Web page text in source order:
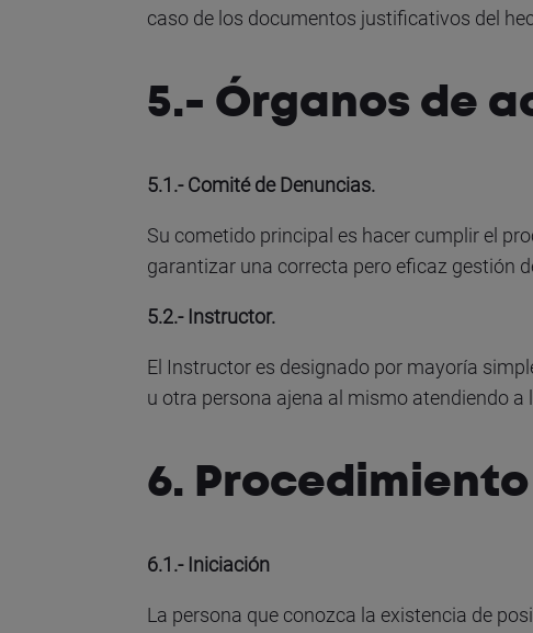
caso de los documentos justificativos del
5.- Órganos de
5.1.- Comité de Denuncias.
Su cometido principal es hacer cumplir el
garantizar una correcta pero eficaz gestión
5.2.- Instructor.
El Instructor es designado por mayoría
u otra persona ajena al mismo atendiendo
6. Procedimiento
6.1.- Iniciación
La persona que conozca la existencia de